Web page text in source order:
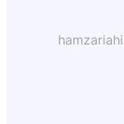
hamzariahi